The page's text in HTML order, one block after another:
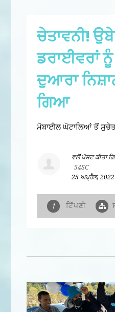
ਚੇਤਾਵਨੀ!
ਡਰਾਈਵਰਾਂ ਨੂੰ
ਦੁਆਰਾ
ਗਿਆ
ਮੋਬਾਈਲ ਘੋਟਾਲਿਆਂ ਤੋਂ
ਵਲੋਂ ਪੋਸਟ ਕੀਤਾ
54SC
25 ਅਪ੍ਰੈਲ, 2022
1 ਟਿੱਪਣੀ